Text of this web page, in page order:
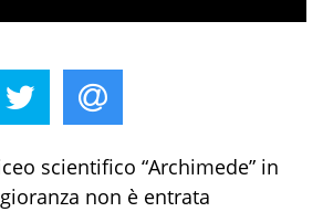
scientifico “Archimede” in
non è entrata